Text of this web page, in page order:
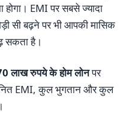
EMI पर सबसे ज्यादा
सी बढ़ने पर भी आपकी मासिक
सकता है।
लाख रुपये के होम लोनपर
EMI, कुल भुगतान और कुल